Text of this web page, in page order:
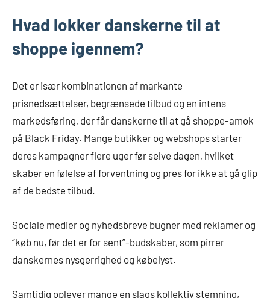
Hvad lokker danskerne til at
shoppe igennem?
Det er især kombinationen af markante
prisnedsættelser, begrænsede tilbud og en intens
markedsføring, der får danskerne til at gå shoppe-amok
på Black Friday. Mange butikker og webshops starter
deres kampagner flere uger før selve dagen, hvilket
skaber en følelse af forventning og pres for ikke at gå glip
af de bedste tilbud.
Sociale medier og nyhedsbreve bugner med reklamer og
“køb nu, før det er for sent”-budskaber, som pirrer
danskernes nysgerrighed og købelyst.
Samtidig oplever mange en slags kollektiv stemning,